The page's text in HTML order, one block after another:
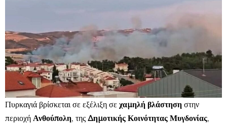
Πυρκαγιά βρίσκεται σε εξέλιξη σε χαμηλή βλάστηση στην
περιοχή Ανθούπολη, της Δημοτικής Κοινότητας Μυγδονίας,